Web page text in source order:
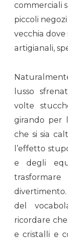
commerciali
piccoli
vecchia
artigianali,
lusso
volte
girando per
che si sia
l’effetto
e degli
del
ricordare
e cristalli e